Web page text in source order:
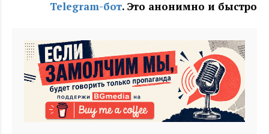
Telegram-бот. Это анонимно и быстро